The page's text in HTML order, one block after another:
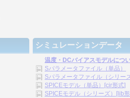
シミュレーションデータ
温度・DCバイアスモデルにつ
Sパラメータファイル（単品）
Sパラメータファイル（シリー
SPICEモデル（単品）[cir形式]
SPICEモデル（シリーズ）[lib